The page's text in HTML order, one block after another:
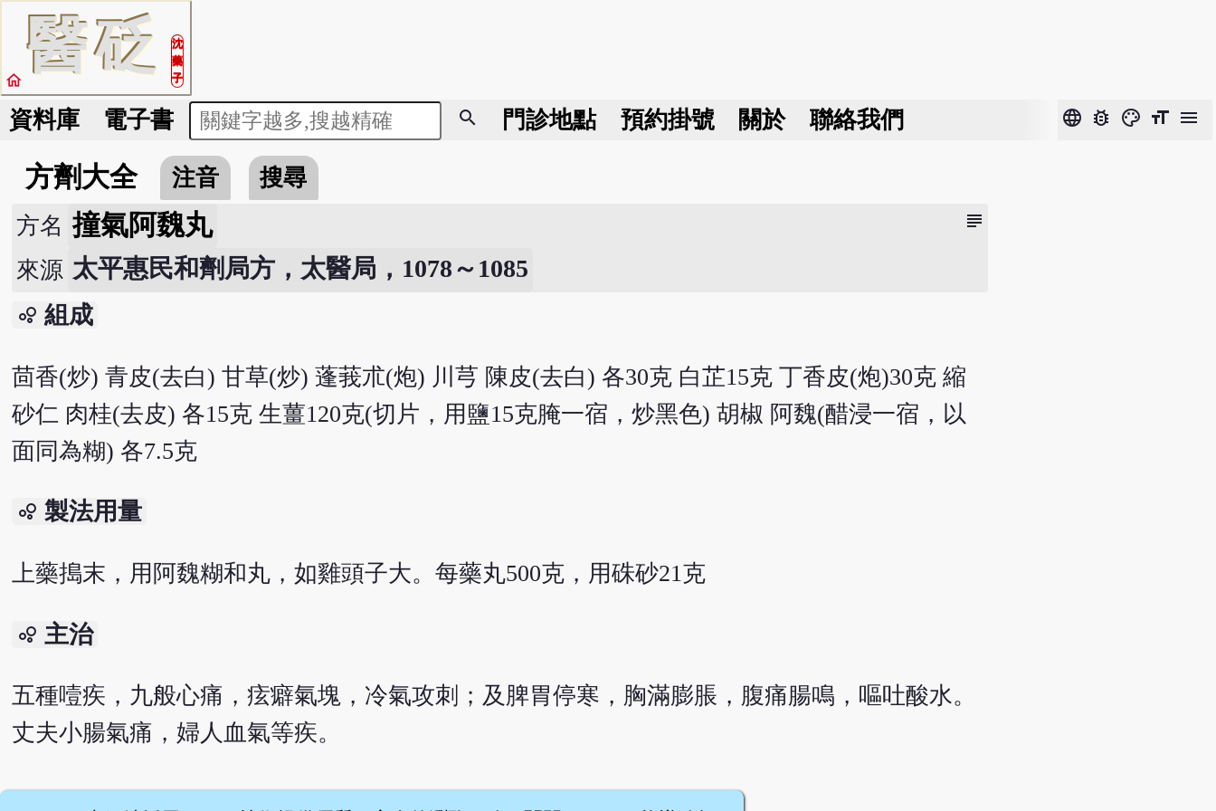
醫砭
沈
藥
子
home
資料庫 電子書 search 門診地點 預約掛號 關於 聯絡我們 language bug_report color_lens format_size menu
方劑大全 注音 搜尋
subject
方名 撞氣阿魏丸
來源 太平惠民和劑局方，太醫局，1078～1085
bubble_chart 組成
茴香(炒) 青皮(去白) 甘草(炒) 蓬莪朮(炮) 川芎 陳皮(去白) 各30克 白芷15克 丁香皮(炮)30克 縮
砂仁 肉桂(去皮) 各15克 生薑120克(切片，用鹽15克腌一宿，炒黑色) 胡椒 阿魏(醋浸一宿，以
面同為糊) 各7.5克
bubble_chart 製法用量
上藥搗末，用阿魏糊和丸，如雞頭子大。每藥丸500克，用硃砂21克
bubble_chart 主治
五種噎疾，九般心痛，痃癖氣塊，冷氣攻刺；及脾胃停寒，胸滿膨脹，腹痛腸鳴，嘔吐酸水。
丈夫小腸氣痛，婦人血氣等疾。